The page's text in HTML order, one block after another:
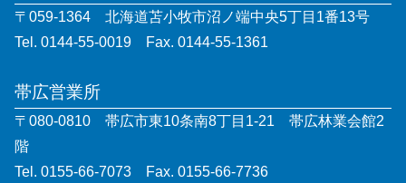
〒059-1364 北海道苫小牧市沼ノ端中央5丁目1番13号
Tel. 0144-55-0019 Fax. 0144-55-1361
帯広営業所
〒080-0810 帯広市東10条南8丁目1-21 帯広林業会館2
階
Tel. 0155-66-7073 Fax. 0155-66-7736